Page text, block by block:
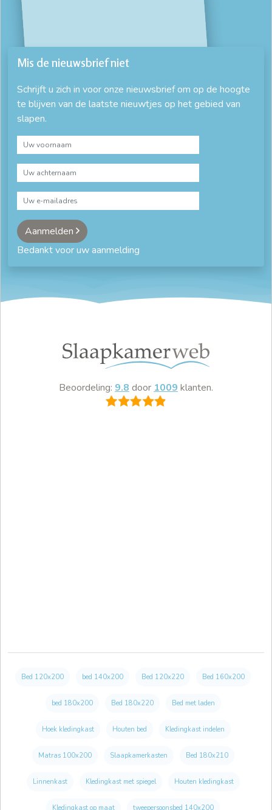
Mis de nieuwsbrief niet
Schrijft u zich in voor onze nieuwsbrief om op de hoogte
te blijven van de laatste nieuwtjes op het gebied van
slapen.
Aanmelden
Bedankt voor uw aanmelding
Beoordeling: 9.8 door 1009 klanten.
Bed 120x200 bed 140x200 Bed 120x220 Bed 160x200
bed 180x200 Bed 180x220 Bed met laden
Hoek kledingkast Houten bed Kledingkast indelen
Matras 100x200 Slaapkamerkasten Bed 180x210
Linnenkast Kledingkast met spiegel Houten kledingkast
Kledingkast op maat tweepersoonsbed 140x200